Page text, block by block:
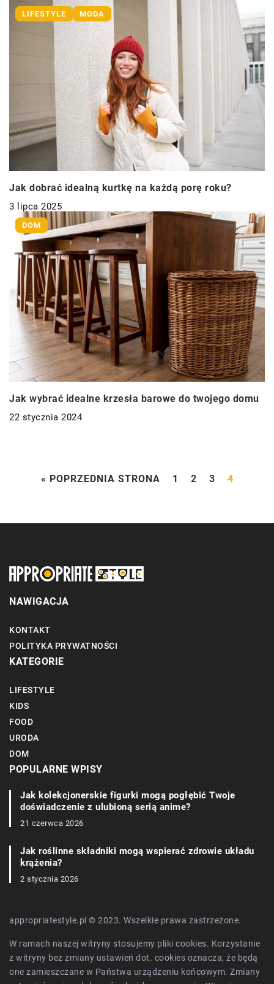
LIFESTYLE MODA
Jak dobrać idealną kurtkę na każdą porę roku?
3 lipca 2025
DOM
Jak wybrać idealne krzesła barowe do twojego domu
22 stycznia 2024
« POPRZEDNIA STRONA 1 2 3 4
NAWIGACJA
KONTAKT
POLITYKA PRYWATNOŚCI
KATEGORIE
LIFESTYLE
KIDS
FOOD
URODA
DOM
POPULARNE WPISY
Jak kolekcjonerskie figurki mogą pogłębić Twoje
doświadczenie z ulubioną serią anime?
21 czerwca 2026
Jak roślinne składniki mogą wspierać zdrowie układu
krążenia?
2 stycznia 2026
appropriatestyle.pl © 2023. Wszelkie prawa zastrzeżone.
W ramach naszej witryny stosujemy pliki cookies. Korzystanie
z witryny bez zmiany ustawień dot. cookies oznacza, że będą
one zamieszczane w Państwa urządzeniu końcowym. Zmiany